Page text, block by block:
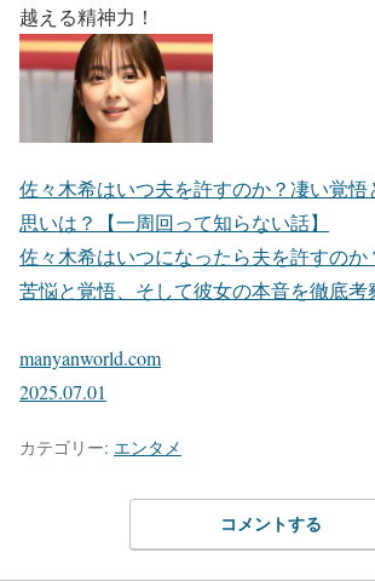
越える精神力！
佐々木希はいつ夫を許すのか？凄い覚
思いは？【一周回って知らない話】
佐々木希はいつになったら夫を許すの
苦悩と覚悟、そして彼女の本音を徹底考
manyanworld.com
2025.07.01
カテゴリー: エンタメ
コメントする